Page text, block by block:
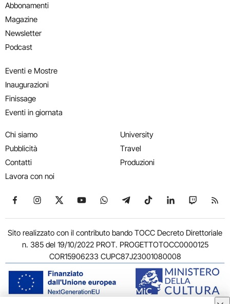
Abbonamenti
Magazine
Newsletter
Podcast
Eventi e Mostre
Inaugurazioni
Finissage
Eventi in giornata
Chi siamo
Pubblicità
Contatti
Lavora con noi
University
Travel
Produzioni
Seguici su Facebook
Seguici su Instagram
Seguici su X
Seguici su YouTube
Seguici su WhatsApp
Seguici su Telegram
Seguici su TikTok
Seguici su
Seguici
Sito realizzato con il contributo bando TOCC Decreto Direttoriale
n. 385 del 19/10/2022 PROT. PROGETTOTOCC0000125
COR15906233 CUPC87J23001080008